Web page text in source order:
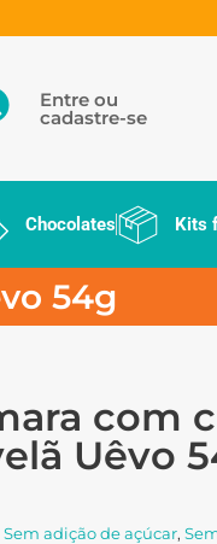
Entre ou
cadastre-se
Chocolates Kits
54g
com
Uêvo
Sem adição de açúcar,